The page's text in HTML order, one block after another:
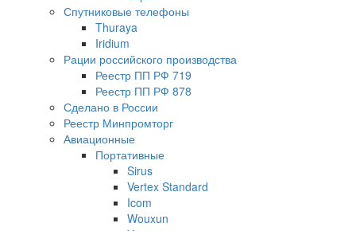
Спутниковые телефоны
Thuraya
Iridium
Рации российского производства
Реестр ПП РФ 719
Реестр ПП РФ 878
Сделано в России
Реестр Минпромторг
Авиационные
Портативные
Sirus
Vertex Standard
Icom
Wouxun